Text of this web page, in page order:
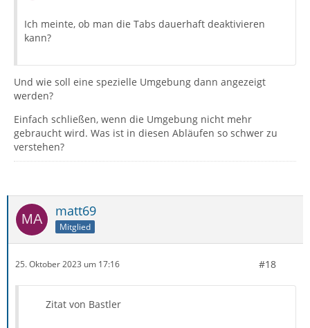
Ich meinte, ob man die Tabs dauerhaft deaktivieren
kann?
Und wie soll eine spezielle Umgebung dann angezeigt
werden?
Einfach schließen, wenn die Umgebung nicht mehr
gebraucht wird. Was ist in diesen Abläufen so schwer zu
verstehen?
matt69
Mitglied
25. Oktober 2023 um 17:16 #18
Zitat von Bastler